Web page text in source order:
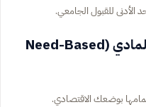
الأدنى للقبول الجامعي.
3. المنح المبنية على الاحتياج المادي (Need-Based
بوضعك الاقتصادي.